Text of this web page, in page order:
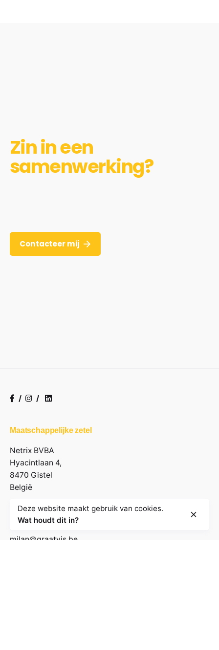
Zin in een
samenwerking?
Contacteer mij
/ /
Maatschappelijke zetel
Netrix BVBA
Hyacintlaan 4,
8470 Gistel
België
Contactgegevens
milan@graatvis.be
Deze website maakt gebruik van cookies.
Wat houdt dit in?